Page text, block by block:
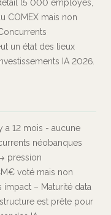
(5 000 employés,
COMEX mais non
un état des lieux
IA 2026.
a 12 mois - aucune
néobanques
pression
voté mais non
– Maturité data
est prête pour